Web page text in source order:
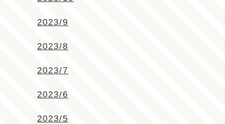
2023/9
2023/8
2023/7
2023/6
2023/5